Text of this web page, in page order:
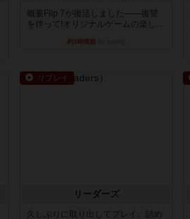
概要Flip 7が復活しました――復讐
を伴って!オリジナルゲームの楽し...
約1時間前
リプレイ
リーダーズ
久しぶりに取り出してプレイ。詰め